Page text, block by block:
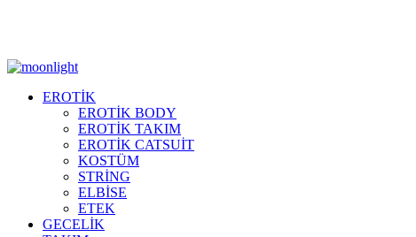
EROTİK
EROTİK BODY
EROTİK TAKIM
EROTİK CATSUİT
KOSTÜM
STRİNG
ELBİSE
ETEK
GECELİK